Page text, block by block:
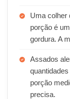
Uma colher
porção é
gordura. A
Assados
porção
precisa.